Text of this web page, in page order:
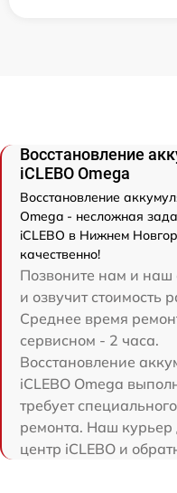
Восстановление
iCLEBO Omega
Восстановление
Omega - несложная
iCLEBO в Нижнем
качественно!
Позвоните нам и наш
и озвучит стоимость
Среднее время
сервисном - 2 часа.
Восстановление
iCLEBO Omega
требует
ремонта. Наш курьер
центр iCLEBO и